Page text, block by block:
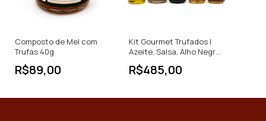
Composto de Mel com
Trufas 40g
R$89,00
Kit Gourmet Trufados |
Azeite, Salsa, Alho Negro,
Geleia e Mel
R$485,00